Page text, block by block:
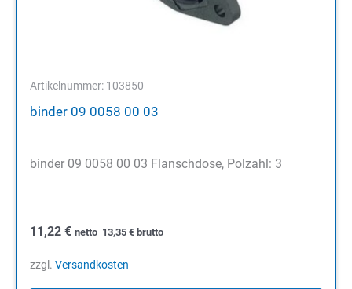
Artikelnummer: 103850
binder 09 0058 00 03
binder 09 0058 00 03 Flanschdose, Polzahl: 3
11,22 € netto 13,35 € brutto
zzgl. Versandkosten